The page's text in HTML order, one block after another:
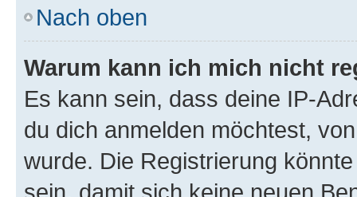
Nach oben
Warum kann ich mich nicht
Es kann sein, dass deine IP-
du dich anmelden möchtest,
wurde. Die Registrierung